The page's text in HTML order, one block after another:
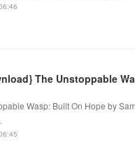
The Unstoppable
Wasp: Built On Hope by